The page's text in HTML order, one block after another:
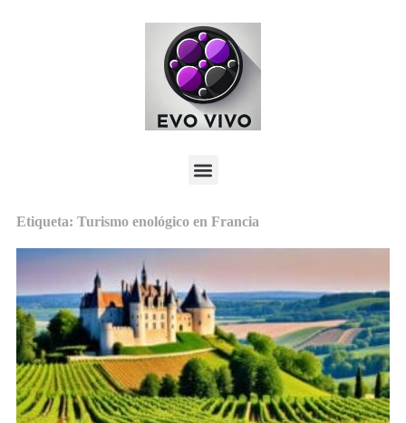
Etiqueta: Turismo enológico en Francia